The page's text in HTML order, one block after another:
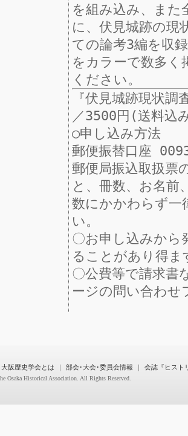
を組み込み、また
に、伏見城跡の現
ての論考3編を収
をカラーで数多く
ください。
『伏見城跡現状
／3500円(送料込
○申し込み方法
郵便振替口座
郵便局振込取扱票
と、冊数、お名前
数にかかわらず一
い。
〇お申し込みから
ることがあり得ま
〇公費等で請求書
ージの問い合わせ
大阪歴史学会とは ｜ 部会･大会･委員会情報 ｜ 会誌『ヒスト
Osaka Historical Association. All Rights Reserved.